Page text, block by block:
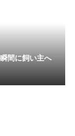
間に飼い主へ